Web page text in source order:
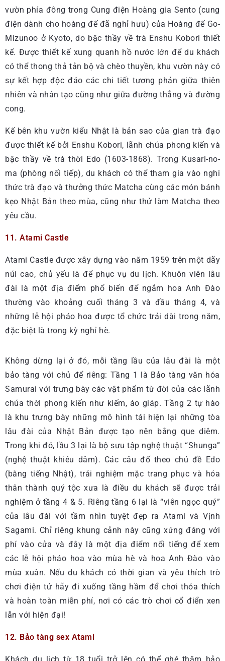
vườn phía đông trong Cung điện Hoàng gia Sento (cung
điện dành cho hoàng đế đã nghỉ hưu) của Hoàng đế Go-
Mizunoo ở Kyoto, do bậc thầy về trà Enshu Kobori thiết
kế. Được thiết kế xung quanh hồ nước lớn để du khách
có thể thong thả tản bộ và chèo thuyền, khu vườn này có
sự kết hợp độc đáo các chi tiết tương phản giữa thiên
nhiên và nhân tạo cũng như giữa đường thẳng và đường
cong.
Kế bên khu vườn kiểu Nhật là bản sao của gian trà đạo
được thiết kế bởi Enshu Kobori, lãnh chúa phong kiến và
bậc thầy về trà thời Edo (1603-1868). Trong Kusari-no-
ma (phòng nối tiếp), du khách có thể tham gia vào nghi
thức trà đạo và thưởng thức Matcha cùng các món bánh
kẹo Nhật Bản theo mùa, cũng như thử làm Matcha theo
yêu cầu.
11. Atami Castle
Atami Castle được xây dựng vào năm 1959 trên một dãy
núi cao, chủ yếu là để phục vụ du lịch. Khuôn viên lâu
đài là một địa điểm phổ biến để ngắm hoa Anh Đào
thường vào khoảng cuối tháng 3 và đầu tháng 4, và
những lễ hội pháo hoa được tổ chức trải dài trong năm,
đặc biệt là trong kỳ nghỉ hè.
Không dừng lại ở đó, mỗi tầng lầu của lâu đài là một
bảo tàng với chủ để riêng: Tầng 1 là Bảo tàng văn hóa
Samurai với trưng bày các vật phẩm từ đời của các lãnh
chúa thời phong kiến như kiếm, áo giáp. Tầng 2 tự hào
là khu trưng bày những mô hình tái hiện lại những tòa
lâu đài của Nhật Bản được tạo nên bằng que diêm.
Trong khi đó, lầu 3 lại là bộ sưu tập nghệ thuật “Shunga”
(nghệ thuật khiêu dâm). Các câu đố theo chủ đề Edo
(bằng tiếng Nhật), trải nghiệm mặc trang phục và hóa
thân thành quý tộc xưa là điều du khách sẽ được trải
nghiệm ở tầng 4 & 5. Riêng tầng 6 lại là “viên ngọc quý”
của lâu đài với tầm nhìn tuyệt đẹp ra Atami và Vịnh
Sagami. Chỉ riêng khung cảnh này cũng xứng đáng với
phí vào cửa và đây là một địa điểm nổi tiếng để xem
các lễ hội pháo hoa vào mùa hè và hoa Anh Đào vào
mùa xuân. Nếu du khách có thời gian và yêu thích trò
chơi điện tử hãy đi xuống tầng hầm để chơi thỏa thích
và hoàn toàn miễn phí, nơi có các trò chơi cổ điển xen
lẫn với hiện đại!
12. Bảo tàng sex Atami